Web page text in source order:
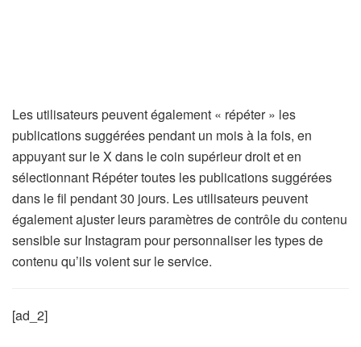
Les utilisateurs peuvent également « répéter » les
publications suggérées pendant un mois à la fois, en
appuyant sur le X dans le coin supérieur droit et en
sélectionnant Répéter toutes les publications suggérées
dans le fil pendant 30 jours. Les utilisateurs peuvent
également ajuster leurs paramètres de contrôle du contenu
sensible sur Instagram pour personnaliser les types de
contenu qu’ils voient sur le service.
[ad_2]